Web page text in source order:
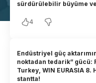
sürdürülebilir büyüme
4
Endüstriyel güç
noktadan tedarik” gücü:
Turkey, WIN EURASIA 8.
stantta!